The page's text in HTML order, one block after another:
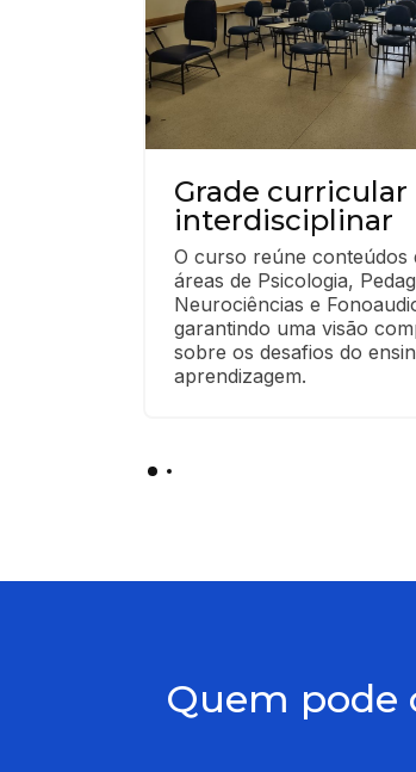
Grade curricular
interdisciplinar
O curso reúne conteúdos
áreas de Psicologia,
Neurociências e
garantindo uma visão
sobre os desafios do
aprendizagem.
Quem pode